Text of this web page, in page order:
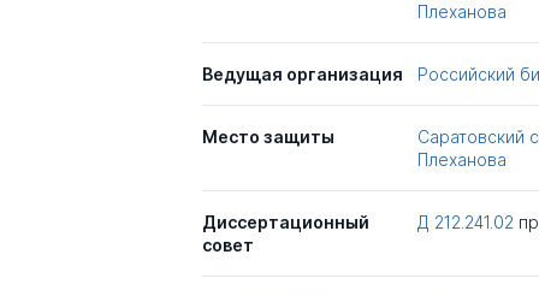
Плеханова
Ведущая организация Российский
Место защиты
Саратовский
Плеханова
Диссертационный
совет
Д 212.241.02